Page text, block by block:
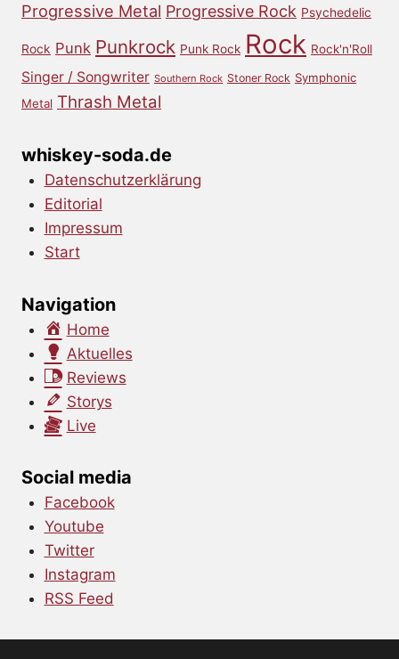
Progressive Metal Progressive Rock Psychedelic
Rock Punk Punkrock Punk Rock Rock Rock'n'Roll
Singer / Songwriter Southern Rock Stoner Rock Symphonic
Metal Thrash Metal
whiskey-soda.de
Datenschutzerklärung
Editorial
Impressum
Start
Navigation
Home
Aktuelles
Reviews
Storys
Live
Social media
Facebook
Youtube
Twitter
Instagram
RSS Feed